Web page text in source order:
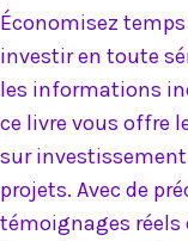
Économisez
investir en toute
les informations
ce livre vous offre
sur investissement
projets. Avec de
témoignages réels